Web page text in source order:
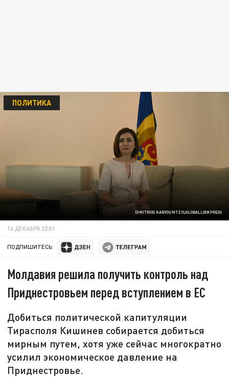
DIMITRIOS KARVOUNTZIS/GLOBALLOOKPRESS
ПОЛИТИКА
14 ДЕКАБРЯ 22:01
ПОДПИШИТЕСЬ:
Молдавия решила получить контроль над
Приднестровьем перед вступлением в ЕС
Добиться политической капитуляции
Тирасполя Кишинев собирается добиться
мирным путем, хотя уже сейчас многократно
усилил экономическое давление на
Приднестровье.